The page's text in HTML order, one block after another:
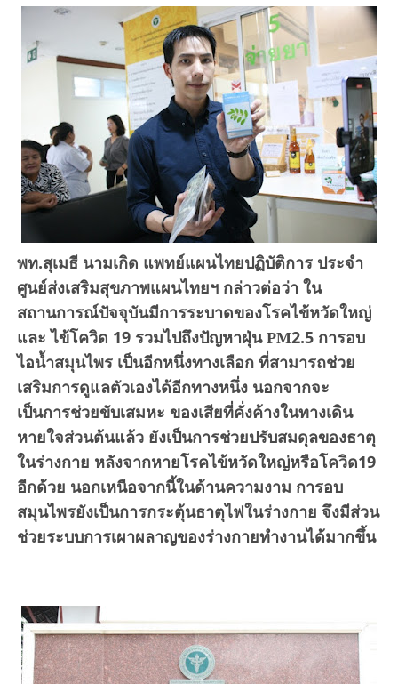
พท.สุเมธี นามเกิด แพทย์แผนไทยปฏิบัติการ ประจำ
ศูนย์ส่งเสริมสุขภาพแผนไทยฯกล่าวต่อว่า ใน
สถานการณ์ปัจจุบันมีการระบาดของโรคไข้หวัดใหญ่
และ ไข้โควิด 19 รวมไปถึงปัญหาฝุ่น PM2.5 การอบ
ไอน้ำสมุนไพร เป็นอีกหนึ่งทางเลือก ที่สามารถช่วย
เสริมการดูแลตัวเองได้อีกทางหนึ่ง นอกจากจะ
เป็นการช่วยขับเสมหะ ของเสียที่คั่งค้างในทางเดิน
หายใจส่วนต้นแล้ว ยังเป็นการช่วยปรับสมดุลของธาตุ
ในร่างกาย หลังจากหายโรคไข้หวัดใหญ่หรือโควิด19
อีกด้วย นอกเหนือจากนี้ในด้านความงาม การอบ
สมุนไพรยังเป็นการกระตุ้นธาตุไฟในร่างกาย จึงมีส่วน
ช่วยระบบการเผาผลาญของร่างกายทำงานได้มากขึ้น